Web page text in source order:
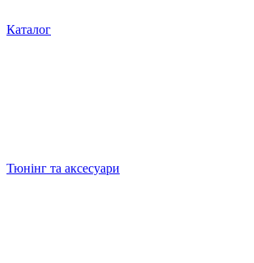
Каталог
Тюнінг та аксесуари